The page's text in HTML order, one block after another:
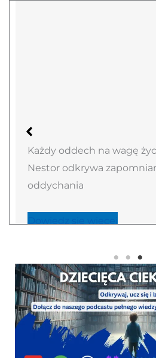
Każdy oddech na wagę
Nestor odkrywa
oddychania